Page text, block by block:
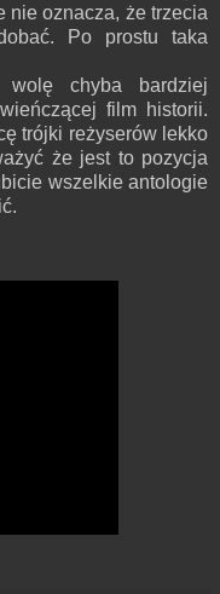
nie oznacza, że trzecia
Po prostu taka
chyba bardziej
film historii.
trójki reżyserów lekko
że jest to pozycja
wszelkie antologie